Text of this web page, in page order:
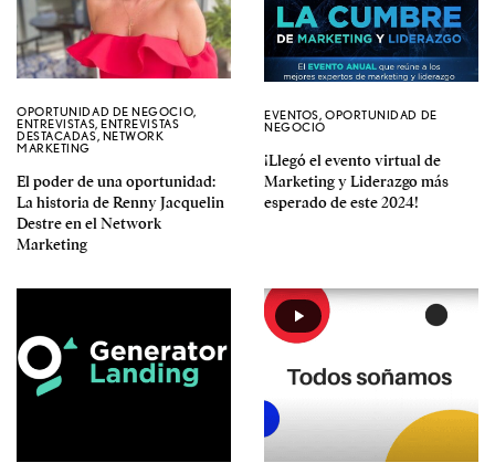
OPORTUNIDAD DE NEGOCIO,
ENTREVISTAS,ENTREVISTAS
DESTACADAS, NETWORK
MARKETING
El poder de una oportunidad:
La historia de Renny Jacquelin
Destre en el Network
Marketing
EVENTOS, OPORTUNIDAD DE
NEGOCIO
¡Llegó el evento virtual de
Marketing y Liderazgo más
esperado de este 2024!